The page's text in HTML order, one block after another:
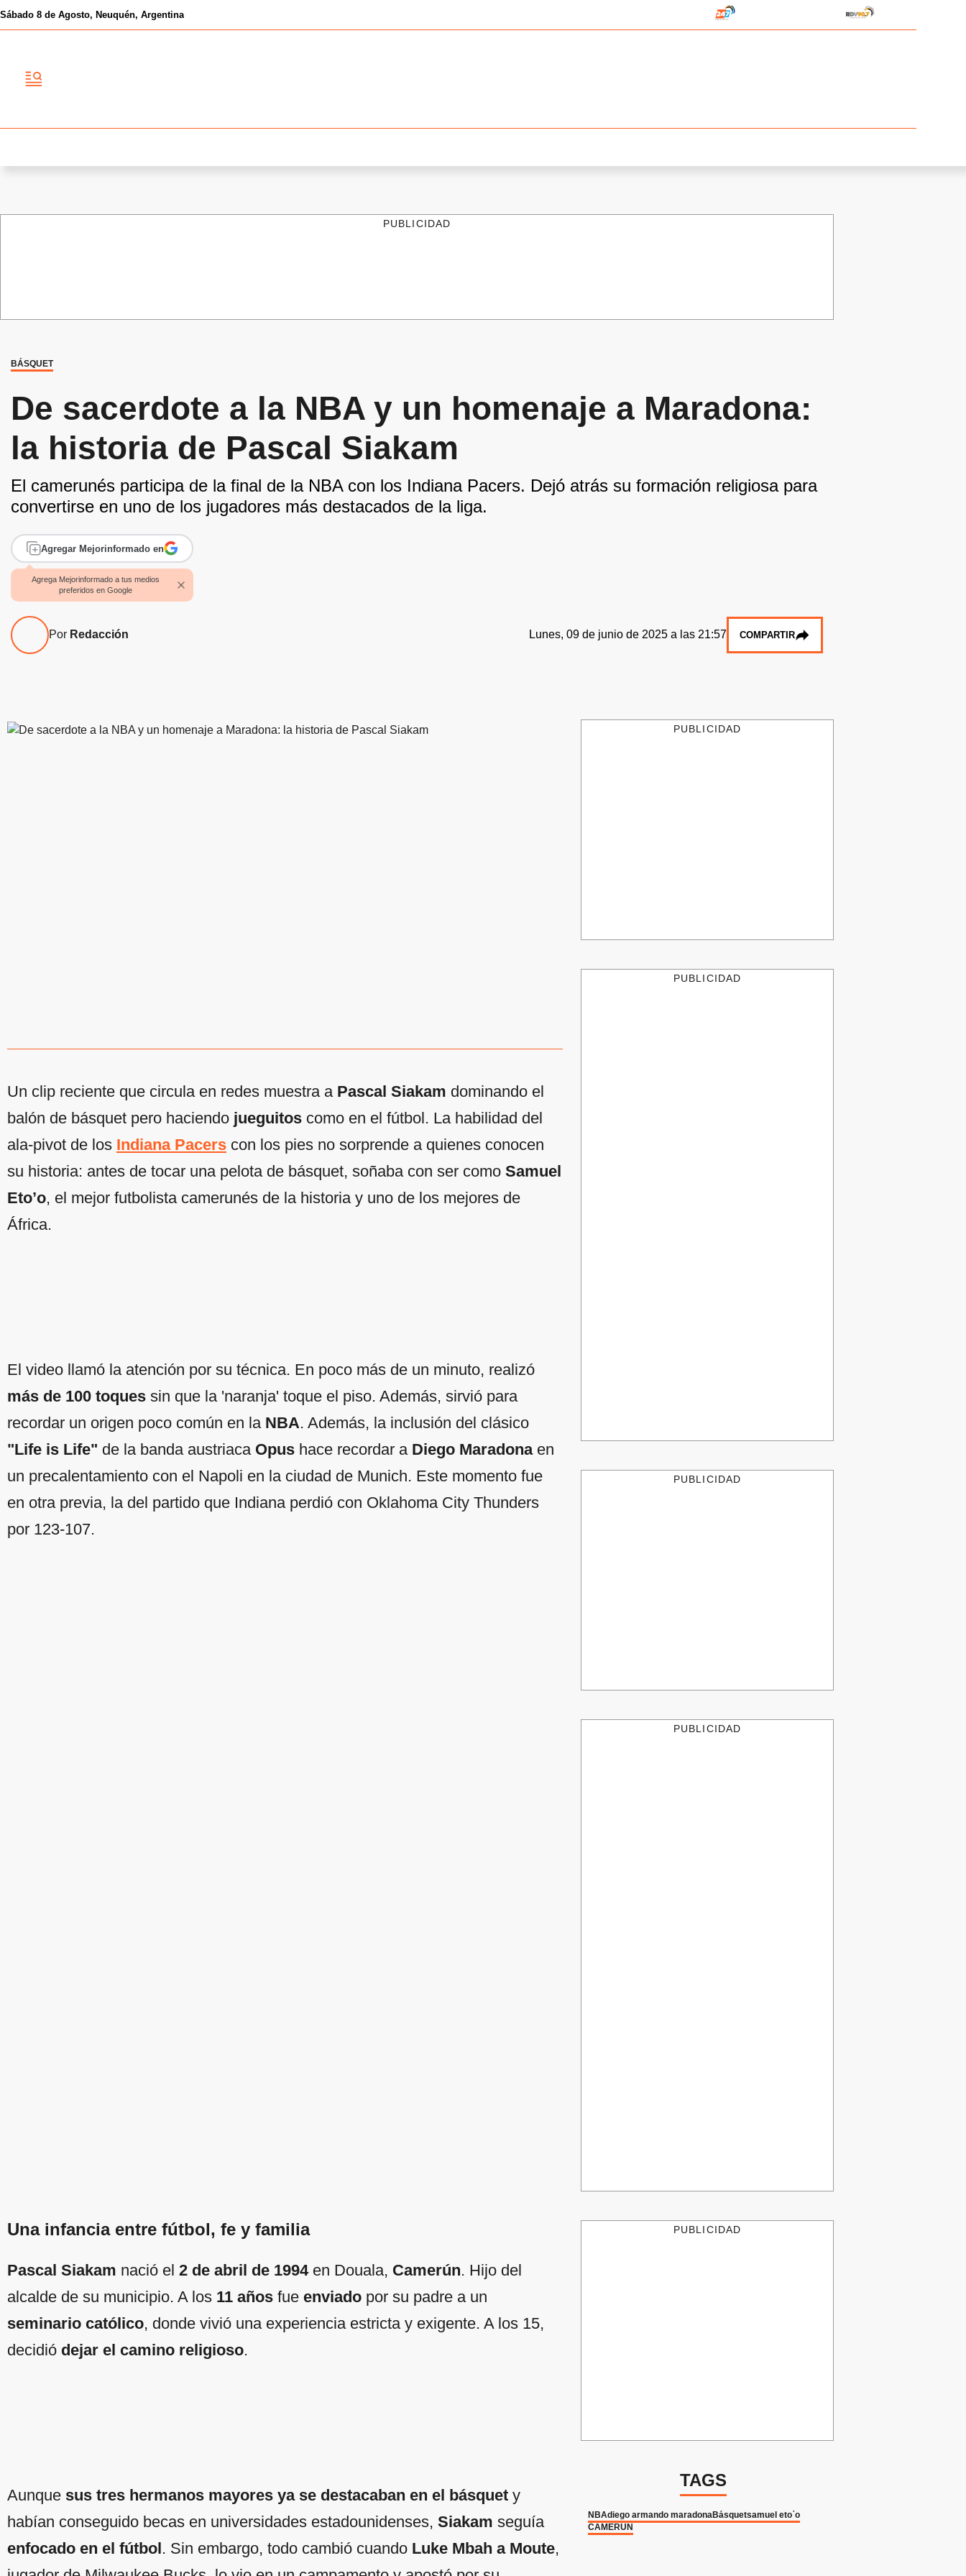
Sábado 8 de Agosto, Neuquén, Argentina
PUBLICIDAD
BÁSQUET
De sacerdote a la NBA y un homenaje a Maradona:
la historia de Pascal Siakam
El camerunés participa de la final de la NBA con los Indiana Pacers. Dejó atrás su formación religiosa para
convertirse en uno de los jugadores más destacados de la liga.
Agregar Mejorinformado en
Agrega Mejorinformado a tus medios
preferidos en Google
Por Redacción Lunes, 09 de junio de 2025 a las 21:57 COMPARTIR
Un clip reciente que circula en redes muestra a Pascal Siakam dominando el
balón de básquet pero haciendo jueguitos como en el fútbol. La habilidad del
ala-pivot de los Indiana Pacers con los pies no sorprende a quienes conocen
su historia: antes de tocar una pelota de básquet, soñaba con ser como Samuel
Eto’o, el mejor futbolista camerunés de la historia y uno de los mejores de
África.
El video llamó la atención por su técnica. En poco más de un minuto, realizó
más de 100 toques sin que la 'naranja' toque el piso. Además, sirvió para
recordar un origen poco común en la NBA. Además, la inclusión del clásico
"Life is Life" de la banda austriaca Opus hace recordar a Diego Maradonaen
un precalentamiento con el Napoli en la ciudad de Munich. Este momento fue
en otra previa, la del partido que Indiana perdió con Oklahoma City Thunders
por 123-107.
Una infancia entre fútbol, fe y familia
Pascal Siakam nació el 2 de abril de 1994en Douala, Camerún. Hijo del
alcalde de su municipio. A los 11 años fue enviado por su padre a un
seminario católico, donde vivió una experiencia estricta y exigente. A los 15,
decidió dejar el camino religioso.
Aunque sus tres hermanos mayores ya se destacaban en el básquet y
habían conseguido becas en universidades estadounidenses, Siakam seguía
enfocado en el fútbol. Sin embargo, todo cambió cuando Luke Mbah a Moute,
PUBLICIDAD
PUBLICIDAD
PUBLICIDAD
PUBLICIDAD
PUBLICIDAD
TAGS
NBAdiego armando maradonaBásquetsamuel eto`o
CAMERÚN